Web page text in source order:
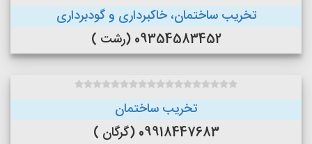
تخریب ساختمان، خاکبرداری و گودبرداری
09354583452 (رشت )
تخریب ساختمان
09918447683 (گرگان )